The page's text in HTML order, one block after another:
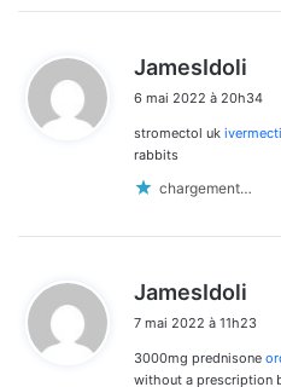
JamesIdoli
t
6 mai 2022 à 20h34
stromectol uk
rabbits
chargement…
JamesIdoli
t
:
7 mai 2022 à 11h23
3000mg prednisone
without a prescription